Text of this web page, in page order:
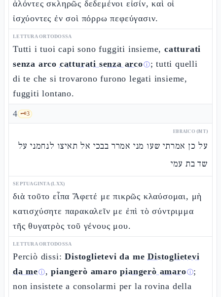
ἁλόντες σκληρῶς δεδεμένοι εἰσίν, καὶ οἱ
ἰσχύοντες ἐν σοὶ πόρρω πεφεύγασιν.
LETTURA ORTODOSSA
Tutti i tuoi capi sono fuggiti insieme, catturati
senza arco catturati senza arcoⓘ; tutti quelli
di te che si trovarono furono legati insieme,
fuggiti lontano.
4 🗝️3
EBRAICO (MT)
על כן אמרתי שעו מני אמרר בבכי אל תאיצו לנחמני על
שד בת עמי
SEPTUAGINTA (LXX)
διὰ τοῦτο εἶπα Ἄφετέ με πικρῶς κλαύσομαι, μὴ
κατισχύσητε παρακαλεῖν με ἐπὶ τὸ σύντριμμα
τῆς θυγατρὸς τοῦ γένους μου.
LETTURA ORTODOSSA
Perciò dissi:Distoglietevi da me Distoglietevi
da meⓘ,piangerò amaro piangerò amaroⓘ;
non insistete a consolarmi per la rovina della